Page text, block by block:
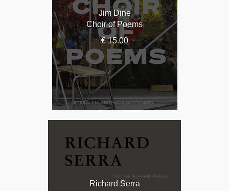
Jim Dine
Choir of Poems
€ 15.00
Richard Serra